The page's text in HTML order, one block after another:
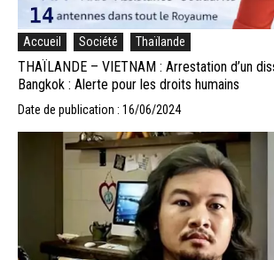
Accueil Société Thaïlande
THAÏLANDE – VIETNAM : Arrestation d’un
Bangkok : Alerte pour les droits humains
Date de publication : 16/06/2024